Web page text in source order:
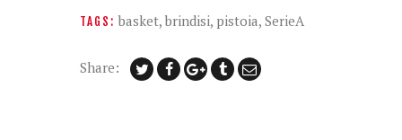
TAGS: basket,brindisi, pistoia, SerieA
Share: